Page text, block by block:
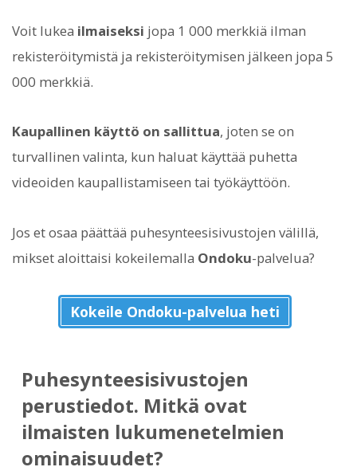
Voit lukea ilmaiseksi jopa 1 000 merkkiä ilman
rekisteröitymistä ja rekisteröitymisen jälkeen jopa 5
000 merkkiä.
Kaupallinen käyttö on sallittua, joten se on
turvallinen valinta, kun haluat käyttää puhetta
videoiden kaupallistamiseen tai työkäyttöön.
Jos et osaa päättää puhesynteesisivustojen välillä,
mikset aloittaisi kokeilemalla Ondoku-palvelua?
Kokeile Ondoku-palvelua heti
Puhesynteesisivustojen
perustiedot. Mitkä ovat
ilmaisten lukumenetelmien
ominaisuudet?